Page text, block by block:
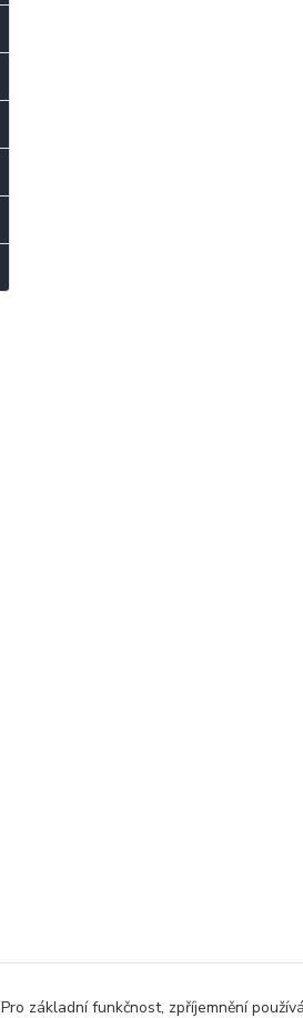
Pro základní funkčnost, zpříjemnění